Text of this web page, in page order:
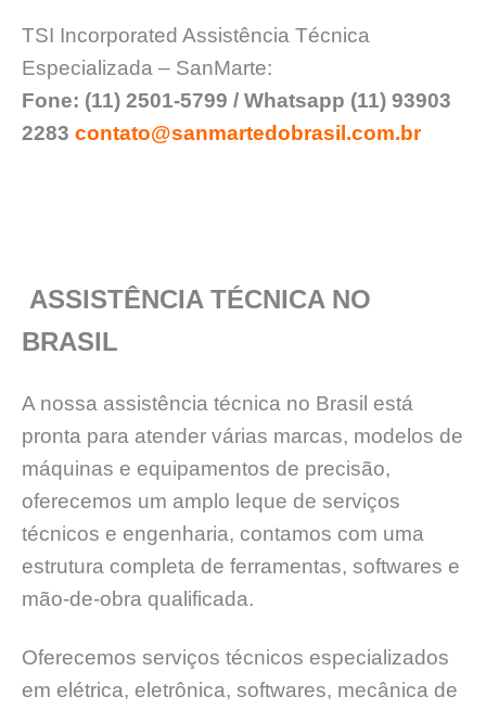
TSI Incorporated Assistência Técnica
Especializada – SanMarte:
Fone: (11) 2501-5799 / Whatsapp (11) 93903
2283 contato@sanmartedobrasil.com.br
ASSISTÊNCIA TÉCNICA NO
BRASIL
A nossa assistência técnica no Brasil está
pronta para atender várias marcas, modelos de
máquinas e equipamentos de precisão,
oferecemos um amplo leque de serviços
técnicos e engenharia, contamos com uma
estrutura completa de ferramentas, softwares e
mão-de-obra qualificada.
Oferecemos serviços técnicos especializados
em elétrica, eletrônica, softwares, mecânica de